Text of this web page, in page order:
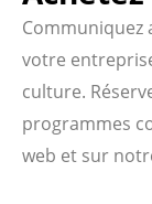
Communiquez
votre
culture.
programmes
web et sur